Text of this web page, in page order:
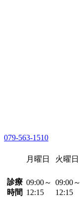
079-563-1510
月曜日 火曜日
診療
時間
09:00～
12:15
09:00～
12:15